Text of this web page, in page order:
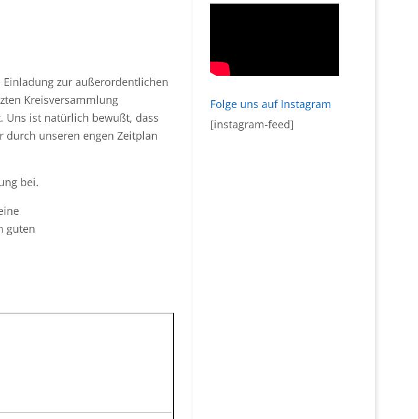
Einladung zur außerordentlichen
Kreisversammlung
Uns ist natürlich bewußt, dass
durch unseren engen Zeitplan
bei.
guten
Folge uns auf Instagram
[instagram-feed]